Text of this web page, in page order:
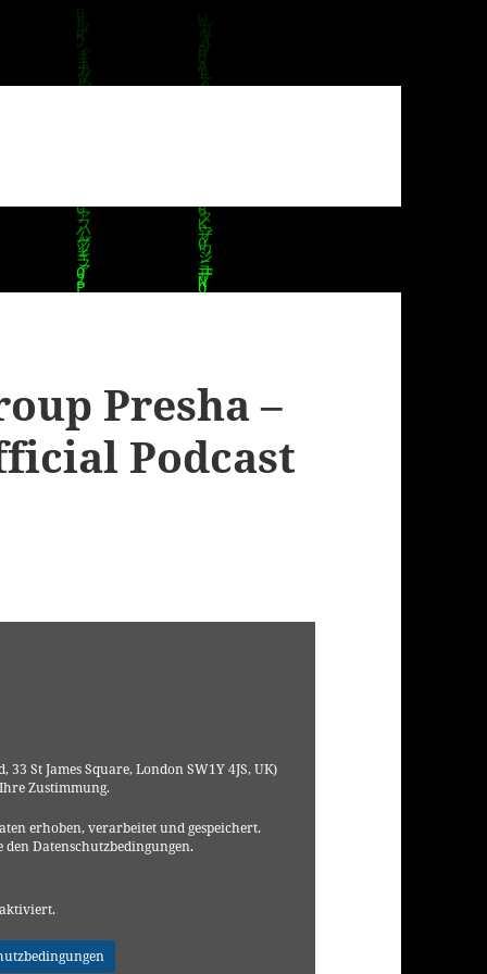
Presha –
Podcast
St James Square, London SW1Y 4JS, UK)
Zustimmung.
erhoben, verarbeitet und gespeichert.
Datenschutzbedingungen.